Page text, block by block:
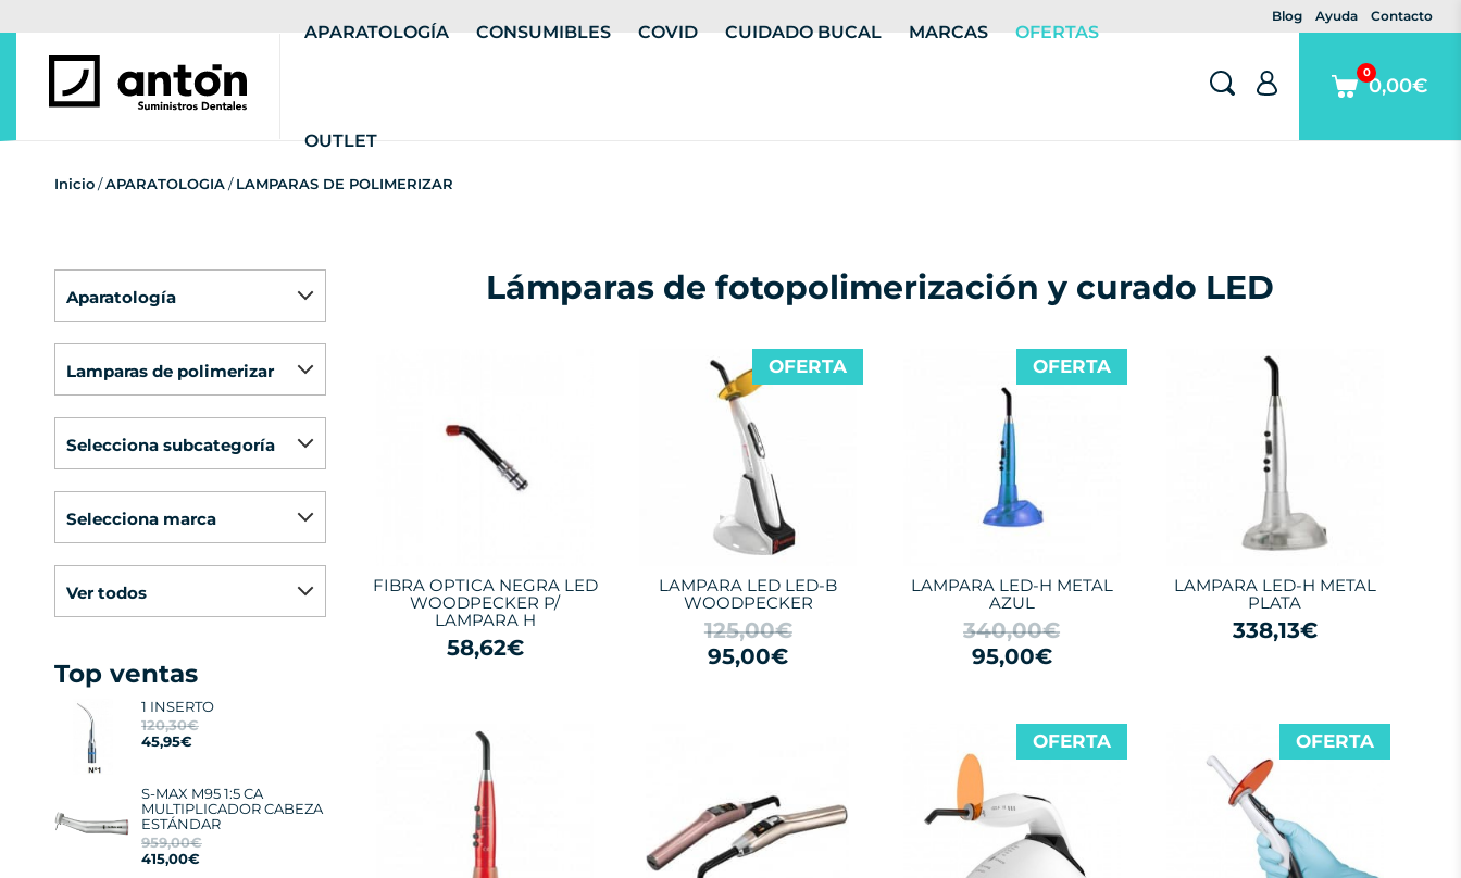
Blog Ayuda Contacto
APARATOLOGÍA CONSUMIBLES COVID CUIDADO BUCAL MARCAS OFERTAS
OUTLET
0,00€
0
Inicio/APARATOLOGIA/LAMPARAS DE POLIMERIZAR
aparatología
lamparas de polimerizar
selecciona subcategoría
selecciona marca
ver todos
Top ventas
1 INSERTO
120,30€
45,95€
S-MAX M95 1:5 CA
MULTIPLICADOR CABEZA
ESTÁNDAR
959,00€
415,00€
Lámparas de fotopolimerización y curado LED
FIBRA OPTICA NEGRA LED
WOODPECKER P/
LAMPARA H
58,62€
LAMPARA LED LED-B
WOODPECKER
125,00€
95,00€
OFERTA
LAMPARA LED-H METAL
AZUL
340,00€
95,00€
OFERTA
LAMPARA LED-H METAL
PLATA
338,13€
OFERTA OFERTA